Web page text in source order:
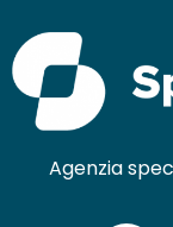
Agenzia